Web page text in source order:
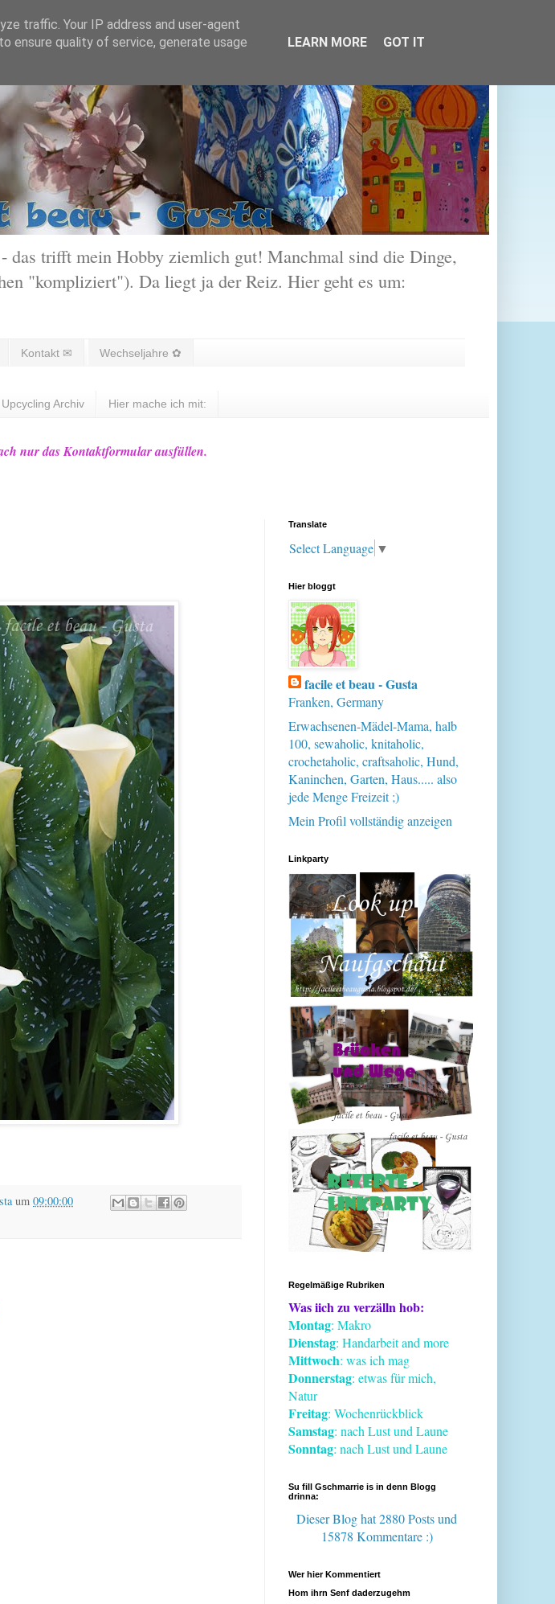
trifft mein Hobby ziemlich gut! Manchmal sind die Dinge,
"kompliziert"). Da liegt ja der Reiz. Hier geht es um:
Kontakt ✉ Wechseljahre ✿
Upcycling Archiv Hier mache ich mit:
nur das Kontaktformular ausfüllen.
um 09:00:00
Translate
Select Language ▼
Hier bloggt
facile et beau - Gusta
Franken, Germany
Erwachsenen-Mädel-Mama, halb
100, sewaholic, knitaholic,
crochetaholic, craftsaholic, Hund,
Kaninchen, Garten, Haus..... also
jede Menge Freizeit ;)
Mein Profil vollständig anzeigen
Linkparty
Regelmäßige Rubriken
Was iich zu verzälln hob:
Montag: Makro
Dienstag: Handarbeit and more
Mittwoch: was ich mag
Donnerstag: etwas für mich,
Natur
Freitag: Wochenrückblick
Samstag: nach Lust und Laune
Sonntag: nach Lust und Laune
Su fill Gschmarrie is in denn Blogg
drinna:
Dieser Blog hat 2880 Postsund
15878 Kommentare :)
Wer hier Kommentiert
Hom ihrn Senf daderzugehm
traffic. Your IP address and user-agent
ensure quality of service, generate usage
LEARN MORE GOT IT